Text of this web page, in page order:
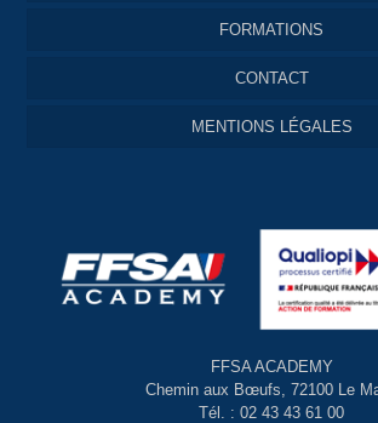
FORMATIONS
CONTACT
MENTIONS LÉGALES
FFSA ACADEMY
Chemin aux Bœufs, 72100 Le
Tél. : 02 43 43 61 00